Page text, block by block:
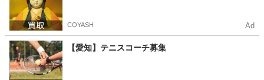
COYASH Ad
【愛知】テニスコーチ募集